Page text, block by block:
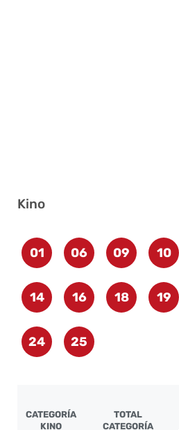
Kino
01 06 09 10
14 16 18 19
24 25
CATEGORÍA
KINO
TOTAL
CATEGORÍA